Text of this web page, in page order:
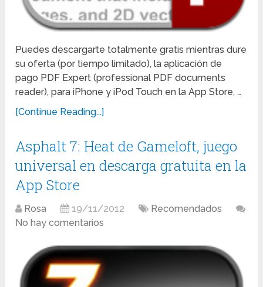
Puedes descargarte totalmente gratis mientras dure
su oferta (por tiempo limitado), la aplicación de
pago PDF Expert (professional PDF documents
reader), para iPhone y iPod Touch en la App Store, …
[Continue Reading...]
Asphalt 7: Heat de Gameloft, juego
universal en descarga gratuita en la
App Store
Rosa 19/11/2012
Recomendados
No hay comentarios